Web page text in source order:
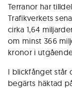
Terranor har
Trafikverkets
cirka 1,64
om minst 366
kronor i
I blickfånget står
begärts häktad